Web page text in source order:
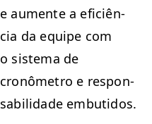
e aumente a efi­ciên­
cia da equipe com
o sis­tema de
cronômetro e respon­
s­abil­i­dade embutidos.